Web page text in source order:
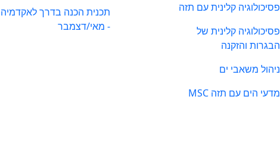
פסיכולוגיה קלינית עם תזה
פסיכולוגיה קלינית של
הבגרות והזקנה
ניהול משאבי ים
מדעי הים עם תזה MSC
תכנית הכנה בדרך לאקדמיה
- מאי/דצמבר